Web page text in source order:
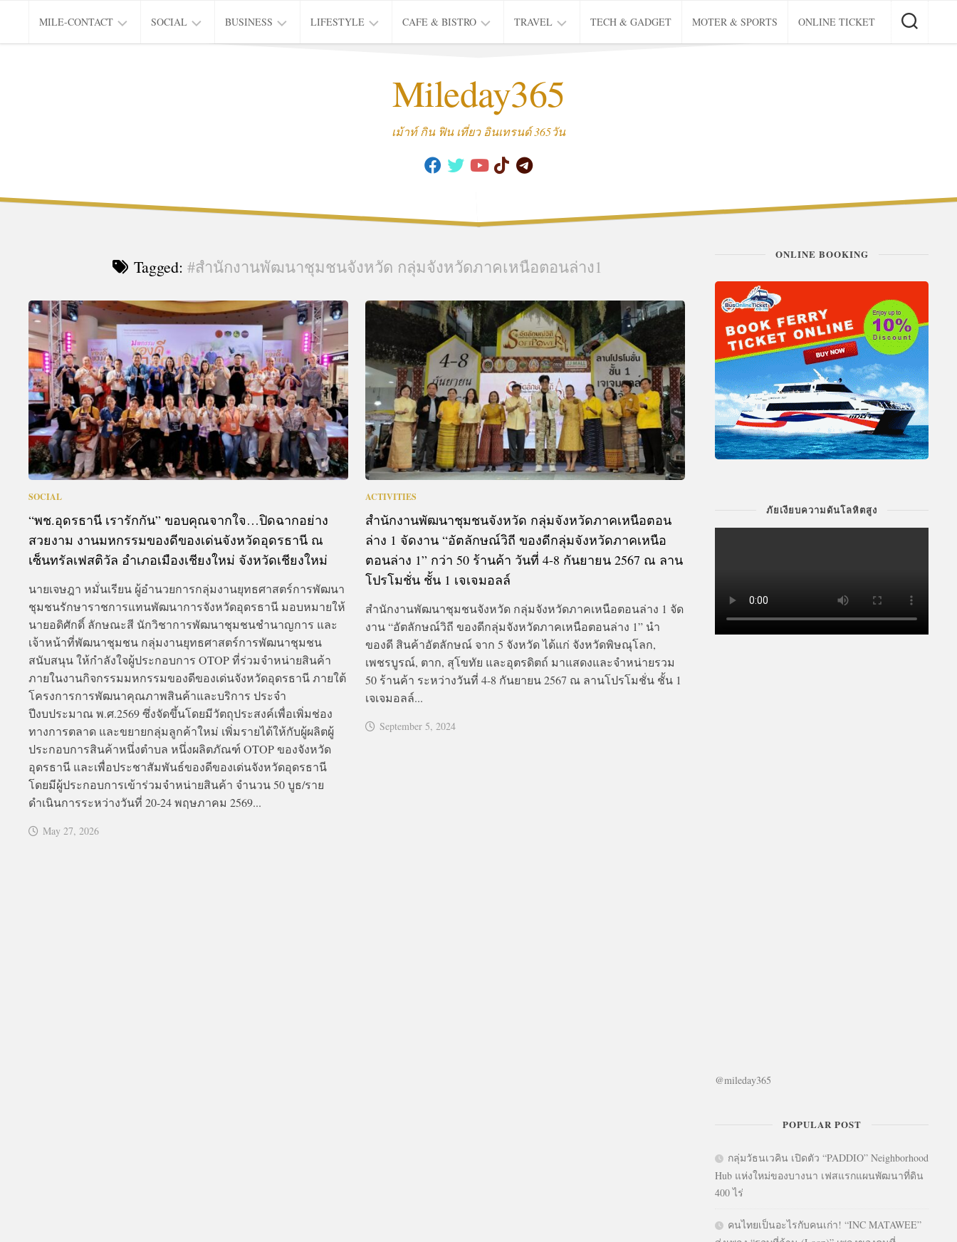
content
MILE-CONTACT SOCIAL BUSINESS LIFESTYLE
&
SERIES
ACTIVITIES
&
EVENT
DEAL
CAFE & BISTRO
CAFE
TRAVEL
THAI
TRIP
TECH & GADGET MOTER & SPORTS ONLINE TICKET
Mileday365
เม้าท์ กิน ฟิน เที่ยว อินเทรนด์ 365วัน
Tagged: #สำนักงานพัฒนาชุมชนจังหวัด กลุ่มจังหวัดภาคเหนือตอนล่าง1
SOCIAL
“พช.อุดรธานี เรารักกัน” ขอบคุณจากใจ…ปิดฉากอย่าง
สวยงาม งานมหกรรมของดีของเด่นจังหวัดอุดรธานี ณ
เซ็นทรัลเฟสติวัล อำเภอเมืองเชียงใหม่ จังหวัดเชียงใหม่
นายเจษฎา หมั่นเรียน ผู้อำนวยการกลุ่มงานยุทธศาสตร์การพัฒนา
ชุมชนรักษาราชการแทนพัฒนาการจังหวัดอุดรธานี มอบหมายให้
นายอดิศักดิ์ ลักษณะสี นักวิชาการพัฒนาชุมชนชำนาญการ และ
เจ้าหน้าที่พัฒนาชุมชน กลุ่มงานยุทธศาสตร์การพัฒนาชุมชน
สนับสนุน ให้กำลังใจผู้ประกอบการ OTOP ที่ร่วมจำหน่ายสินค้า
ภายในงานกิจกรรมมหกรรมของดีของเด่นจังหวัดอุดรธานี ภายใต้
โครงการการพัฒนาคุณภาพสินค้าและบริการ ประจำ
ปีงบประมาณ พ.ศ.2569 ซึ่งจัดขึ้นโดยมีวัตถุประสงค์เพื่อเพิ่มช่อง
ทางการตลาด และขยายกลุ่มลูกค้าใหม่ เพิ่มรายได้ให้กับผู้ผลิตผู้
ประกอบการสินค้าหนึ่งตำบล หนึ่งผลิตภัณฑ์ OTOP ของจังหวัด
อุดรธานี และเพื่อประชาสัมพันธ์ของดีของเด่นจังหวัดอุดรธานี
โดยมีผู้ประกอบการเข้าร่วมจำหน่ายสินค้า จำนวน 50 บูธ/ราย
ดำเนินการระหว่างวันที่ 20-24 พฤษภาคม 2569...
May 27, 2026
ACTIVITIES
สำนักงานพัฒนาชุมชนจังหวัด กลุ่มจังหวัดภาคเหนือตอน
ล่าง 1 จัดงาน “อัตลักษณ์วิถี ของดีกลุ่มจังหวัดภาคเหนือ
ตอนล่าง 1” กว่า 50 ร้านค้า วันที่ 4-8 กันยายน 2567 ณ ลาน
โปรโมชั่น ชั้น 1 เจเจมอลล์
สำนักงานพัฒนาชุมชนจังหวัด กลุ่มจังหวัดภาคเหนือตอนล่าง 1 จัด
งาน “อัตลักษณ์วิถี ของดีกลุ่มจังหวัดภาคเหนือตอนล่าง 1” นำ
ของดี สินค้าอัตลักษณ์ จาก 5 จังหวัด ได้แก่ จังหวัดพิษณุโลก,
เพชรบูรณ์, ตาก, สุโขทัย และอุตรดิตถ์ มาแสดงและจำหน่ายรวม
50 ร้านค้า ระหว่างวันที่ 4-8 กันยายน 2567 ณ ลานโปรโมชั่น ชั้น 1
เจเจมอลล์...
September 5, 2024
ONLINE BOOKING
ภัยเงียบความดันโลหิตสูง
@mileday365
POPULAR POST
กลุ่มวัธนเวคิน เปิดตัว “PADDIO” Neighborhood
Hub แห่งใหม่ของบางนา เฟสแรกแผนพัฒนาที่ดิน
400 ไร่
คนไทยเป็นอะไรกับคนเก่า! “INC MATAWEE”